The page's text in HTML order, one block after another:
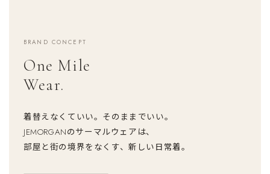
BRAND CONCEPT
One Mile
Wear.
着替えなくていい。そのままでいい。
JEMORGANのサーマルウェアは、
部屋と街の境界をなくす、新しい日常着。